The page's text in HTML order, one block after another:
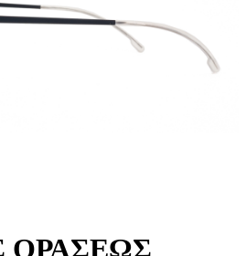
ΟΡΑΣΕΩΣ